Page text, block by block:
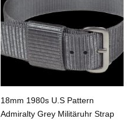
18mm 1980s U.S Pattern
Admiralty Grey Militäruhr Strap